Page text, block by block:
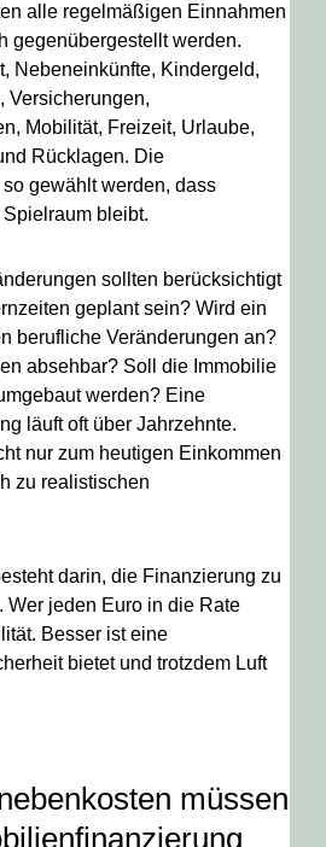
alle regelmäßigen Einnahmen
gegenübergestellt werden.
Nebeneinkünfte, Kindergeld,
Versicherungen,
Mobilität, Freizeit, Urlaube,
Rücklagen. Die
gewählt werden, dass
bleibt.
sollten berücksichtigt
geplant sein? Wird ein
berufliche Veränderungen an?
absehbar? Soll die Immobilie
werden? Eine
läuft oft über Jahrzehnte.
nur zum heutigen Einkommen
zu realistischen
darin, die Finanzierung zu
Wer jeden Euro in die Rate
Besser ist eine
bietet und trotzdem Luft
müssen